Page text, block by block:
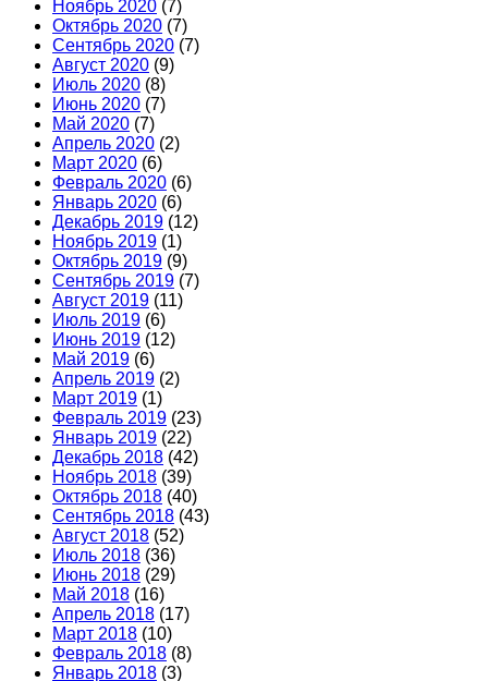
Ноябрь 2020 (7)
Октябрь 2020 (7)
Сентябрь 2020 (7)
Август 2020 (9)
Июль 2020 (8)
Июнь 2020 (7)
Май 2020 (7)
Апрель 2020 (2)
Март 2020 (6)
Февраль 2020 (6)
Январь 2020 (6)
Декабрь 2019 (12)
Ноябрь 2019 (1)
Октябрь 2019 (9)
Сентябрь 2019 (7)
Август 2019 (11)
Июль 2019 (6)
Июнь 2019 (12)
Май 2019 (6)
Апрель 2019 (2)
Март 2019 (1)
Февраль 2019 (23)
Январь 2019 (22)
Декабрь 2018 (42)
Ноябрь 2018 (39)
Октябрь 2018 (40)
Сентябрь 2018 (43)
Август 2018 (52)
Июль 2018 (36)
Июнь 2018 (29)
Май 2018 (16)
Апрель 2018 (17)
Март 2018 (10)
Февраль 2018 (8)
Январь 2018 (3)